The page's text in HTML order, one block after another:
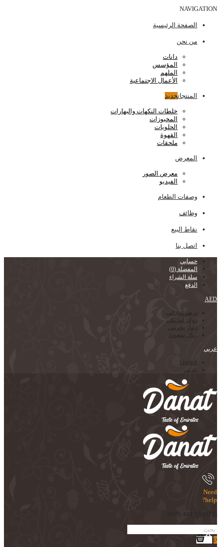
NAVIGATION
الصفحة الرئيسية
من نحن
دانات
المؤسس
الملهم
الأعمال الاجتماعية
المنتجاتجديد
خلطات النكهات والبهارات
المخبوزات
الحلويات
القهوة
ملحقات
المعرض
معرض الصور
الفيديو
وصفات الطعام
وظائف
نقاط البيع
اتصل بنا
حسابي
المفضلة (0)
سلة الشراء
الدفع
AED
درهم اماراتي
دولار امريكي
دينار بحريني
ريال سعودي
عربي
English
عربي
Need
help?
0